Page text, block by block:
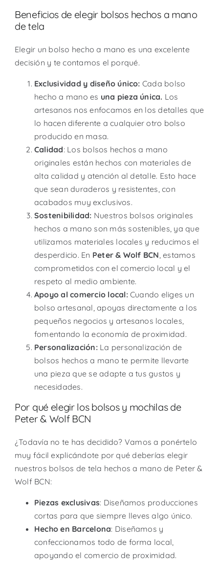
Beneficios de elegir bolsos hechos a mano
de tela
Elegir un bolso hecho a mano es una excelente
decisión y te contamos el porqué.
Exclusividad y diseño único: Cada bolso
hecho a mano es una pieza única. Los
artesanos nos enfocamos en los detalles que
lo hacen diferente a cualquier otro bolso
producido en masa.
Calidad: Los bolsos hechos a mano
originales están hechos con materiales de
alta calidad y atención al detalle. Esto hace
que sean duraderos y resistentes, con
acabados muy exclusivos.
Sostenibilidad: Nuestros bolsos originales
hechos a mano son más sostenibles, ya que
utilizamos materiales locales y reducimos el
desperdicio. En Peter & Wolf BCN, estamos
comprometidos con el comercio local y el
respeto al medio ambiente.
Apoyo al comercio local:Cuando eliges un
bolso artesanal, apoyas directamente a los
pequeños negocios y artesanos locales,
fomentando la economía de proximidad.
Personalización:La personalización de
bolsos hechos a mano te permite llevarte
una pieza que se adapte a tus gustos y
necesidades.
Por qué elegir los bolsos y mochilas de
Peter & Wolf BCN
¿Todavía no te has decidido? Vamos a ponértelo
muy fácil explicándote por qué deberías elegir
nuestros bolsos de tela hechos a mano de Peter &
Wolf BCN:
Piezas exclusivas: Diseñamos producciones
cortas para que siempre lleves algo único.
Hecho en Barcelona: Diseñamos y
confeccionamos todo de forma local,
apoyando el comercio de proximidad.